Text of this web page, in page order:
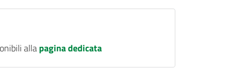
allapagina dedicata